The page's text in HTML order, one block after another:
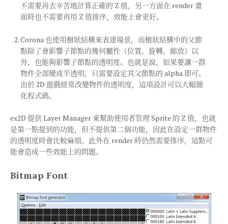
不需要再去辛苦地計算正確的 Z 值，另一方面在 render 畫
面時也不需要再用 Z 值排序，效能上會更好。
Corona 也使用樹狀結構來表達場景，而樹狀結構中的父節
點除了會影響子節點的幾何屬性（位置、旋轉、縮放）以
外，也能夠影響子節點的透明度。也就是說，如果要讓一群
物件全部變成半透明，只需要設定其父節點的 alpha 即可。
由於 2D 遊戲經常改變物件的透明度，這項設計可以大幅簡
化程式碼。
ex2D 提供 Layer Manager 來幫助使用者管理 Sprite 的 Z 值，也就
是第一點提到的功能，但不提供第二個功能，因此在設定一群物件
的透明度時會比較麻煩。此外在 render 時仍然需要排序，這點可
能會造成一些效能上的問題。
Bitmap Font